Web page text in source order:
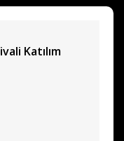
Katılım